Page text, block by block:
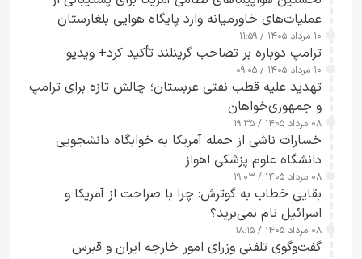
عملیات‌های خاورمیانه وارد پایگاه هوایی بلغارستان
شدند
۱۰ مرداد ۱۴۰۵ / ۱۱:۵۹
ترامپ دوباره بر تصاحب گرینلند تأکید کرد+ ویدیو
۱۰ مرداد ۱۴۰۵ / ۰۹:۰۵
تهدید علیه قطب نفتی عربستان؛ چالش تازه برای ترامپ
و جمهوری‌خواهان
۰۸ مرداد ۱۴۰۵ / ۱۹:۳۵
خسارات ناشی از حمله آمریکا به خوابگاه دانشجویی
دانشگاه علوم پزشکی اهواز
۰۸ مرداد ۱۴۰۵ / ۱۹:۰۳
بقایی خطاب به گوترش: چرا با صراحت از آمریکا و
اسرائیل نام نمی‌برید؟
۰۸ مرداد ۱۴۰۵ / ۱۸:۱۵
گفت‌وگوی تلفنی وزرای امور خارجه ایران و قبرس